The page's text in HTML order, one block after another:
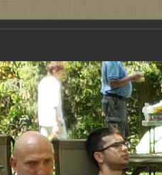
Видео Обучение
от руководства Русской православной